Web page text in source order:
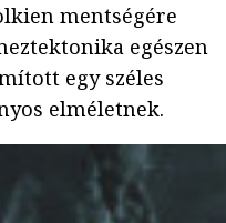
mentségére
egészen
egy széles
elméletnek.